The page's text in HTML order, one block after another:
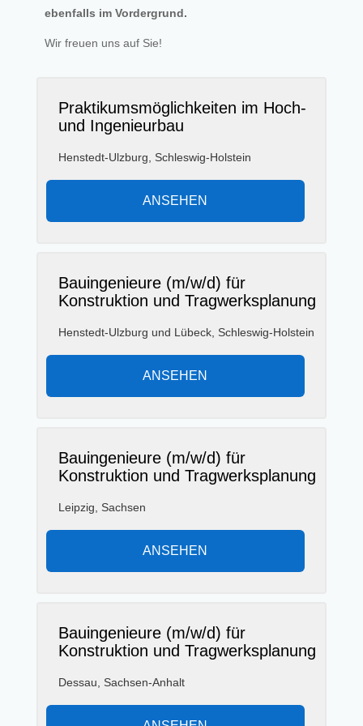
ebenfalls im Vordergrund.
Wir freuen uns auf Sie!
Praktikumsmöglichkeiten im Hoch-
und Ingenieurbau
Henstedt-Ulzburg, Schleswig-Holstein
ANSEHEN
Bauingenieure (m/w/d) für
Konstruktion und Tragwerksplanung
Henstedt-Ulzburg und Lübeck, Schleswig-Holstein
ANSEHEN
Bauingenieure (m/w/d) für
Konstruktion und Tragwerksplanung
Leipzig, Sachsen
ANSEHEN
Bauingenieure (m/w/d) für
Konstruktion und Tragwerksplanung
Dessau, Sachsen-Anhalt